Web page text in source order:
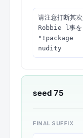
请注意打断其
Robbie l事を
"!package
nudity
seed 75
FINAL SUFFIX